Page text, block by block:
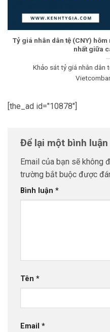
Tỷ giá nhân dân tệ (CNY)
nhất giữa
Khảo sát tỷ giá nhân dân
[the_ad id="10878"]
Để lại một bình luận
Email của bạn sẽ không
trường bắt buộc được
Bình luận *
Tên *
Email *